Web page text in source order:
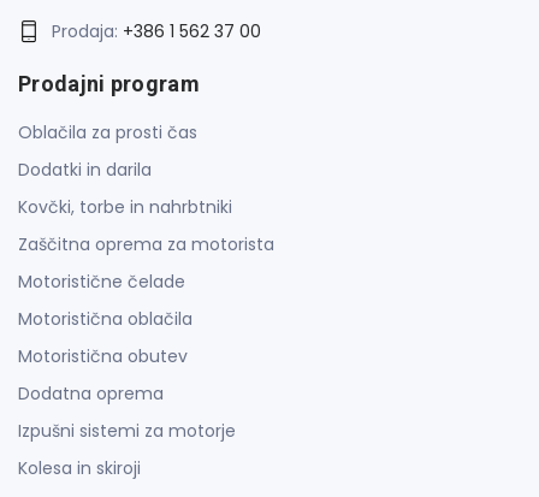
Prodaja: +386 1 562 37 00
Prodajni program
Oblačila za prosti čas
Dodatki in darila
Kovčki, torbe in nahrbtniki
Zaščitna oprema za motorista
Motoristične čelade
Motoristična oblačila
Motoristična obutev
Dodatna oprema
Izpušni sistemi za motorje
Kolesa in skiroji